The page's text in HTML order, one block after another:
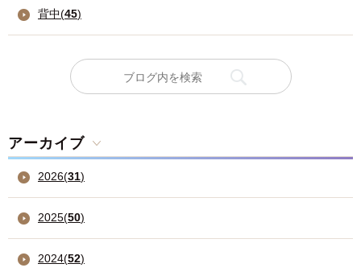
背中(45)
アーカイブ
2026(31)
2025(50)
2024(52)